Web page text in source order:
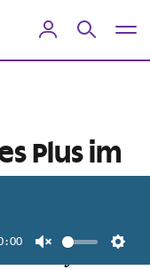
Unmute
Plus im
11.526
Vorjahr.